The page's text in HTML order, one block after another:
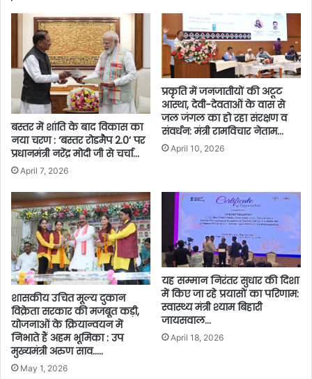
बस्तर में शांति के बाद विकास का
नया चरण : ‘बस्तर रोडमैप 2.0’ पर
प्रधानमंत्री नरेंद्र मोदी जी से चर्चा…
April 7, 2026
प्रकृति में जनजातीयों की अटूट
आस्था, देवी-देवताओं के वास से
जल जंगल का हो रहा संरक्षण व
संवर्धन: मंत्री रामविचार नेताम…
April 10, 2026
शासकीय उचित मूल्य दुकान
विक्रेता सरकार की मजबूत कड़ी,
योजनाओं के क्रियान्वयन में
निभाते हैं अहम भूमिका : उप
मुख्यमंत्री अरुण साव…..
May 1, 2026
यह सम्मान निरंतर सुधार की दिशा
में किए जा रहे प्रयासों का परिणाम:
स्वास्थ्य मंत्री श्याम बिहारी
जायसवाल…
April 18, 2026